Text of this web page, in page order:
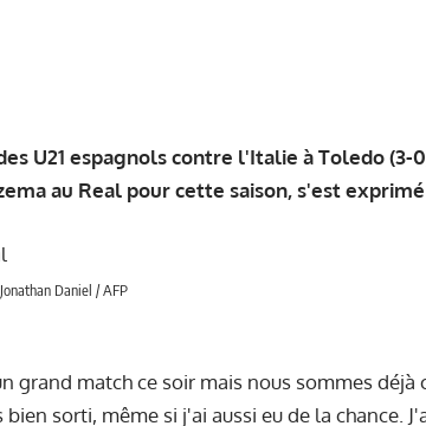
U21 espagnols contre l'Italie à Toledo (3-
au Real pour cette saison, s'est
Daniel / AFP
grand match ce soir mais nous sommes déjà
bien sorti, même si j'ai aussi eu de la chance.